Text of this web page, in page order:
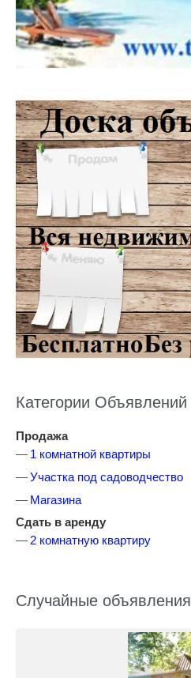
Категории Объявлений
Продажа
1 комнатной квартиры
Участка под садоводчество
Магазина
Сдать в аренду
2 комнатную квартиру
Случайные объявления